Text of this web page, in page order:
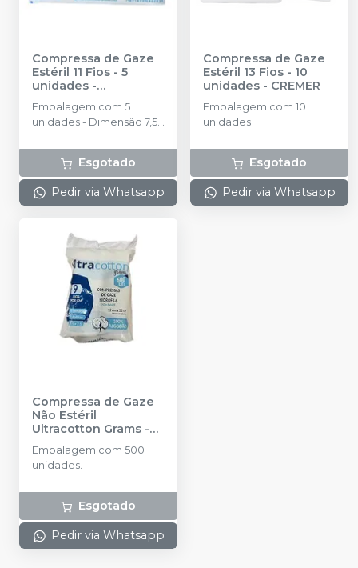
Compressa de Gaze
Estéril 11 Fios - 5
unidades -
MELHORMED
Embalagem com 5
unidades - Dimensão 7,5
Esgotado
Pedir via Whatsapp
Compressa de Gaze
Estéril 13 Fios - 10
unidades - CREMER
Embalagem com 10
unidades
Esgotado
Pedir via Whatsapp
Compressa de Gaze
Não Estéril
Ultracotton Grams -
500 unidades
ULTRACOTTON
Embalagem com 500
unidades.
Esgotado
Pedir via Whatsapp